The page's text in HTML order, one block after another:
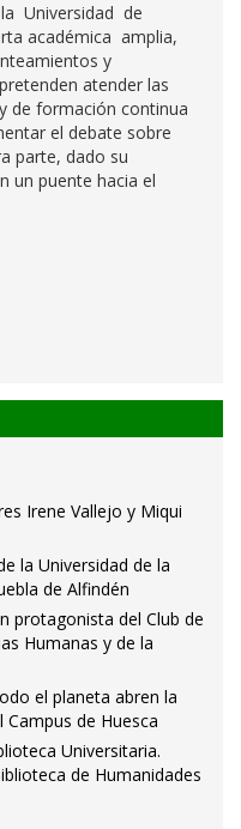
Universidad de
académica amplia,
y
atender las
de formación continua
el debate sobre
parte, dado su
un puente hacia el
Irene Vallejo y Miqui
la Universidad de la
de Alfindén
protagonista del Club de
Humanas y de la
el planeta abren la
de Huesca
Universitaria.
de Humanidades